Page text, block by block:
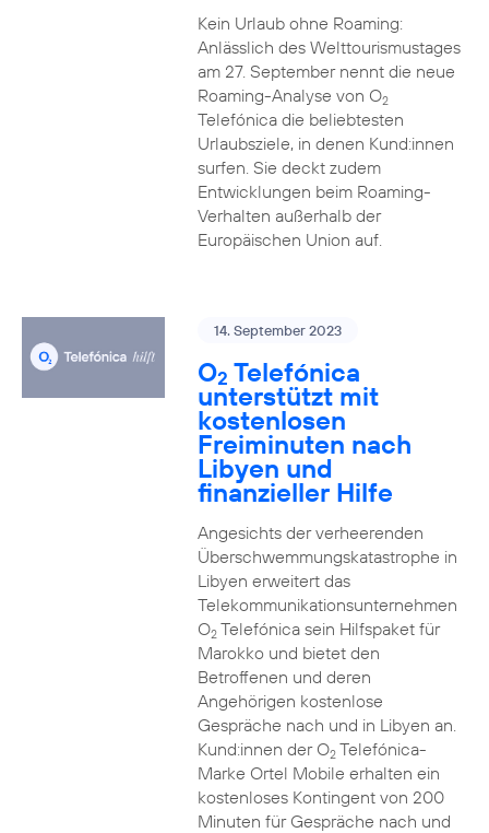
Kein Urlaub ohne Roaming:
Anlässlich des Welttourismustages
am 27. September nennt die neue
Roaming-Analyse von O2
Telefónica die beliebtesten
Urlaubsziele, in denen Kund:innen
surfen. Sie deckt zudem
Entwicklungen beim Roaming-
Verhalten außerhalb der
Europäischen Union auf.
14. September 2023
O2 Telefónica
unterstützt mit
kostenlosen
Freiminuten nach
Libyen und
finanzieller Hilfe
Angesichts der verheerenden
Überschwemmungskatastrophe in
Libyen erweitert das
Telekommunikationsunternehmen
O2Telefónica sein Hilfspaket für
Marokko und bietet den
Betroffenen und deren
Angehörigen kostenlose
Gespräche nach und in Libyen an.
Kund:innen der O2Telefónica-
Marke Ortel Mobile erhalten ein
kostenloses Kontingent von 200
Minuten für Gespräche nach und